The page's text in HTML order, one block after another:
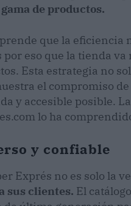
de productos.
que la eficiencia
eso que la tienda
Esta estrategia no
el compromiso
y accesible posible.
lo ha
y confiable
Exprés no es solo la
sus clientes. El